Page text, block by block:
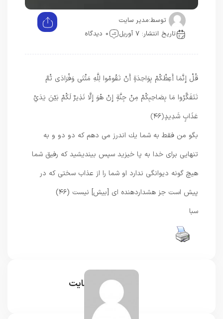
توسط:مدیر سایت
تاریخ انتشار: 7 آوریل
0 دیدگاه
قُلْ إِنَّمَا أَعِظُكُمْ بِوَاحِدَةٍ أَنْ تَقُومُوا لِلَّهِ مَثْنَى وَفُرَادَى ثُمَّ
تَتَفَكَّرُوا مَا بِصَاحِبِكُمْ مِنْ جِنَّةٍ إِنْ هُوَ إِلَّا نَذِيرٌ لَكُمْ بَيْنَ يَدَيْ
عَذَابٍ شَدِيدٍ﴿۴۶﴾
بگو من فقط به شما يك اندرز مى‏ دهم كه دو دو و به
تنهايى براى خدا به پا خيزيد سپس بينديشيد كه رفيق شما
هيچ گونه ديوانگى ندارد او شما را از عذاب سختى كه در
پيش است جز هشداردهنده‏ اى [بيش] نيست (۴۶)
سبا
مدیر سایت